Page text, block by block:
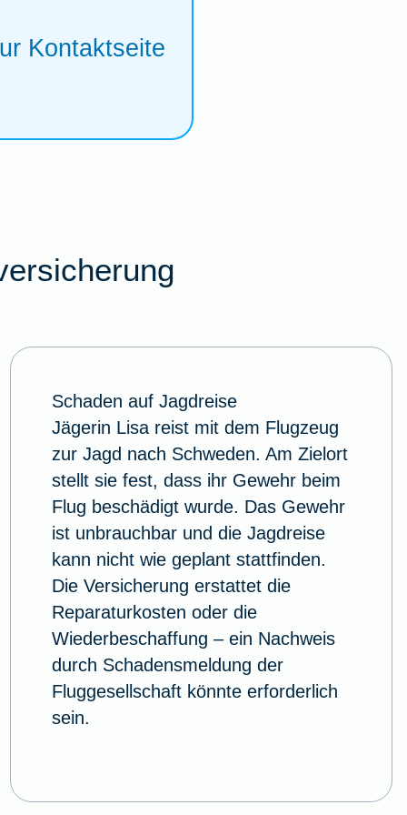
Kontaktseite
Schaden auf Jagdreise
Jägerin Lisa reist mit dem Flugzeug
zur Jagd nach Schweden. Am Zielort
stellt sie fest, dass ihr Gewehr beim
Flug beschädigt wurde. Das Gewehr
ist unbrauchbar und die Jagdreise
kann nicht wie geplant stattfinden.
Die Versicherung erstattet die
Reparaturkosten oder die
Wiederbeschaffung – ein Nachweis
durch Schadensmeldung der
Fluggesellschaft könnte erforderlich
sein.